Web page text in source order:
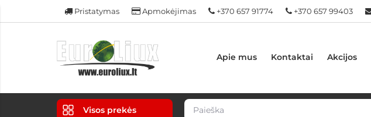
Pristatymas Apmokėjimas +370 657 91774 +370 657 99403
Apie mus Kontaktai Akcijos
Visos prekės